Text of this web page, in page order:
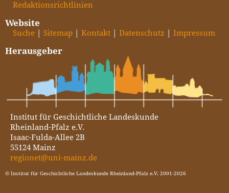
Redaktionsrichtlinien
Website
Suche Sitemap Kontakt Datenschutz Impressum
Herausgeber
Institut für Geschichtliche Landeskunde
Rheinland-Pfalz e.V.
Isaac-Fulda-Allee 2B
55124 Mainz
regionet@uni-mainz.de
© Institut für Geschichtliche Landeskunde Rheinland-Pfalz e.V. 2001-2026